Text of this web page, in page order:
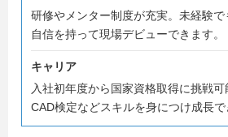
プロジェクトかもしれません。
して
必要な知識を計画的に積み上げ
国家資格の【二級施工管理技士】から
研修やメンター制度が充実。未経験
自信を持って現場デビューできます。
キャリア
入社初年度から国家資格取得に挑戦
CAD検定などスキルを身につけ成長で